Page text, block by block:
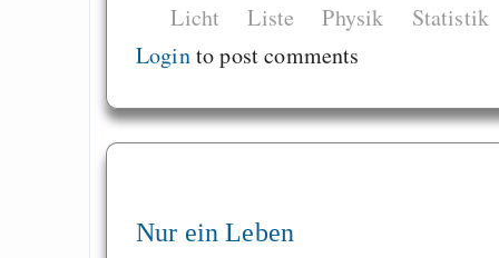
Licht Liste Physik
Statistik
Loginto post comments
Nur ein Leben